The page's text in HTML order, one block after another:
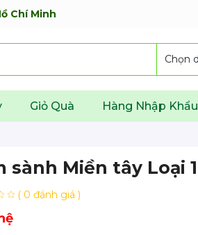
Chí Minh
Giỏ Quà Hàng Nhập Khẩu
sành Miền tây Loại 1
( 0 đánh giá )